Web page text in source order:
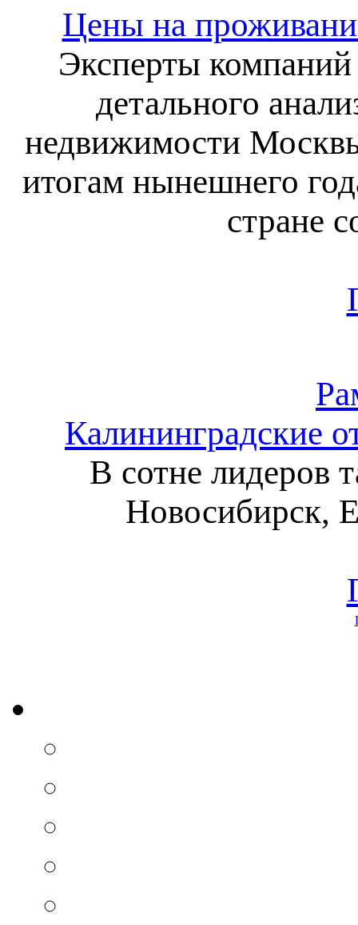
Цены на
Эксперты
детального
недвижимости
итогам нынешнего
стране
Калининградские
В сотне лидеров
Новосибирск,